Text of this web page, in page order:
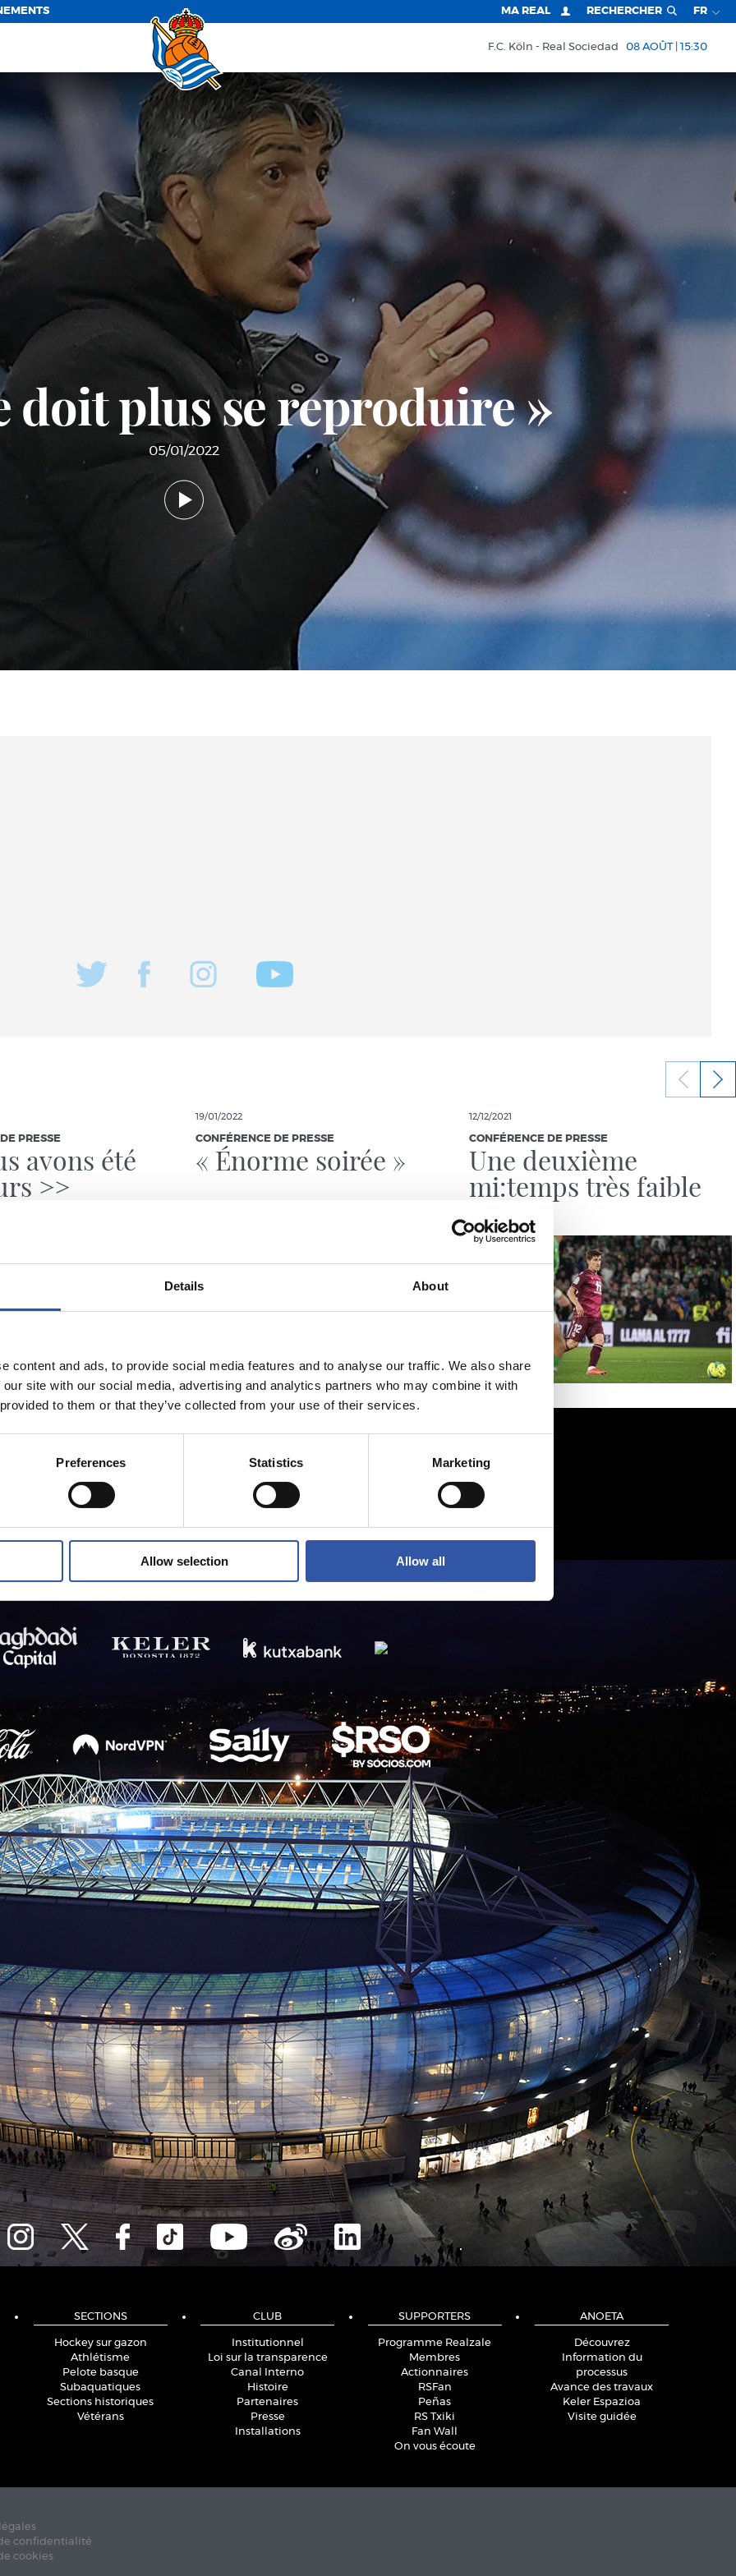
Details About
content and ads, to provide social media features and to analyse our traffic. We also share
site with our social media, advertising and analytics partners who may combine it with
to them or that they’ve collected from your use of their services.
Preferences Statistics Marketing
Allow selection Allow all
MA REAL RECHERCHER FR
F.C. Köln Real Sociedad 08 AOÛT | 15:30
doit plus se reproduire »
05/01/2022
PRESSE
avons été
>>
19/01/2022
CONFÉRENCE DE PRESSE
« Énorme soirée »
12/12/2021
CONFÉRENCE DE PRESSE
Une deuxième
mi:temps très faible
SECTIONS
Hockey sur gazon
Athlétisme
Pelote basque
Subaquatiques
Sections historiques
Vétérans
CLUB
Institutionnel
Loi sur la transparence
Canal Interno
Histoire
Partenaires
Presse
Installations
SUPPORTERS
Programme Realzale
Membres
Actionnaires
RSFan
Peñas
RS Txiki
Fan Wall
On vous écoute
ANOETA
Découvrez
Information du
processus
Avance des travaux
Keler Espazioa
Visite guidée
confidentialité
cookies